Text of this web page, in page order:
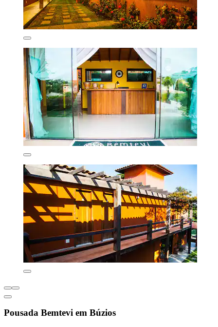
Pousada Bemtevi em Búzios